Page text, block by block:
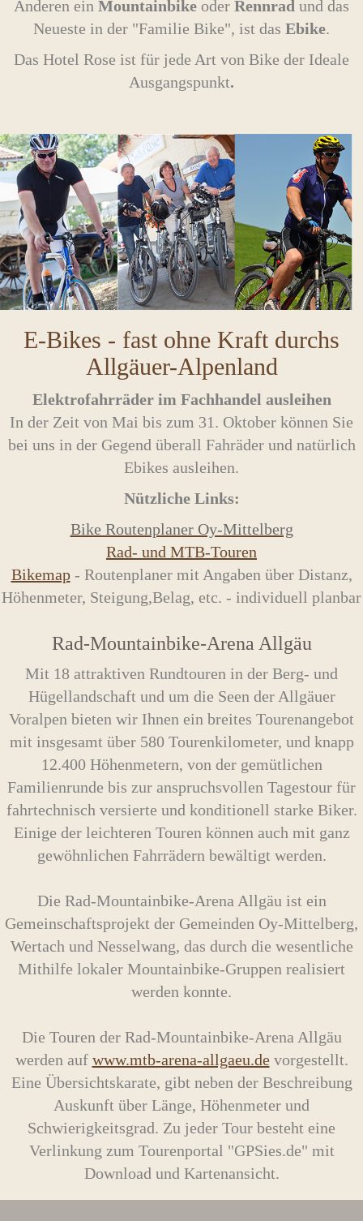
Anderen ein Mountainbike oder Rennrad und das
Neueste in der "Familie Bike", ist das Ebike.
Das Hotel Rose ist für jede Art von Bike der Ideale
Ausgangspunkt.
E-Bikes - fast ohne Kraft durchs
Allgäuer-Alpenland
Elektrofahrräder im Fachhandel ausleihen
In der Zeit von Mai bis zum 31. Oktober können Sie
bei uns in der Gegend überall Fahräder und natürlich
Ebikes ausleihen.
Nützliche Links:
Bike Routenplaner Oy-Mittelberg
Rad- und MTB-Touren
Bikemap- Routenplaner mit Angaben über Distanz,
Höhenmeter, Steigung,Belag, etc. - individuell planbar
Rad-Mountainbike-Arena Allgäu
Mit 18 attraktiven Rundtouren in der Berg- und
Hügellandschaft und um die Seen der Allgäuer
Voralpen bieten wir Ihnen ein breites Tourenangebot
mit insgesamt über 580 Tourenkilometer, und knapp
12.400 Höhenmetern, von der gemütlichen
Familienrunde bis zur anspruchsvollen Tagestour für
fahrtechnisch versierte und konditionell starke Biker.
Einige der leichteren Touren können auch mit ganz
gewöhnlichen Fahrrädern bewältigt werden.
Die Rad-Mountainbike-Arena Allgäu ist ein
Gemeinschaftsprojekt der Gemeinden Oy-Mittelberg,
Wertach und Nesselwang, das durch die wesentliche
Mithilfe lokaler Mountainbike-Gruppen realisiert
werden konnte.
Die Touren der Rad-Mountainbike-Arena Allgäu
werden auf www.mtb-arena-allgaeu.devorgestellt.
Eine Übersichtskarate, gibt neben der Beschreibung
Auskunft über Länge, Höhenmeter und
Schwierigkeitsgrad. Zu jeder Tour besteht eine
Verlinkung zum Tourenportal "GPSies.de" mit
Download und Kartenansicht.